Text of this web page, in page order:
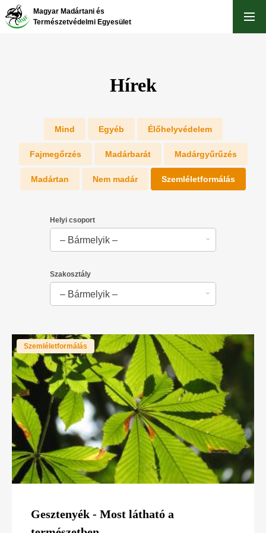
Ugrás
Magyar Madártani és
Természetvédelmi Egyesület
Hírek
Egyéb Élőhelyvédelem
Fajmegőrzés Madárbarát Madárgyűrűzés
Madártan Nem madár Szemléletformálás
Helyi csoport
– Bármelyik –
Szakosztály
– Bármelyik –
Szemléletformálás
Gesztenyék - Most látható a